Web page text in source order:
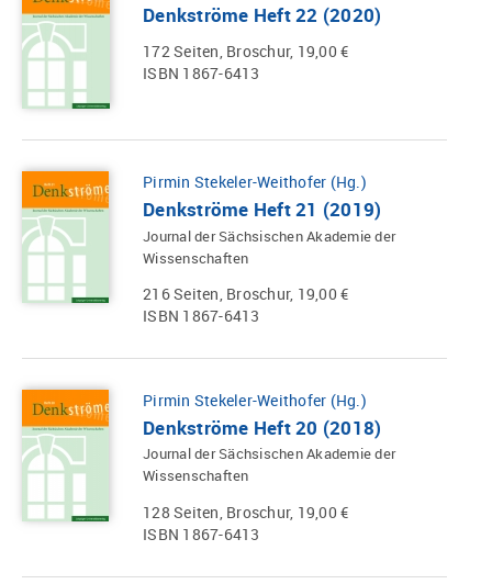
Denkströme Heft 22 (2020)
172 Seiten, Broschur, 19,00 €
ISBN 1867-6413
Pirmin Stekeler-Weithofer (Hg.)
Denkströme Heft 21 (2019)
Journal der Sächsischen Akademie der
Wissenschaften
216 Seiten, Broschur, 19,00 €
ISBN 1867-6413
Pirmin Stekeler-Weithofer (Hg.)
Denkströme Heft 20 (2018)
Journal der Sächsischen Akademie der
Wissenschaften
128 Seiten, Broschur, 19,00 €
ISBN 1867-6413